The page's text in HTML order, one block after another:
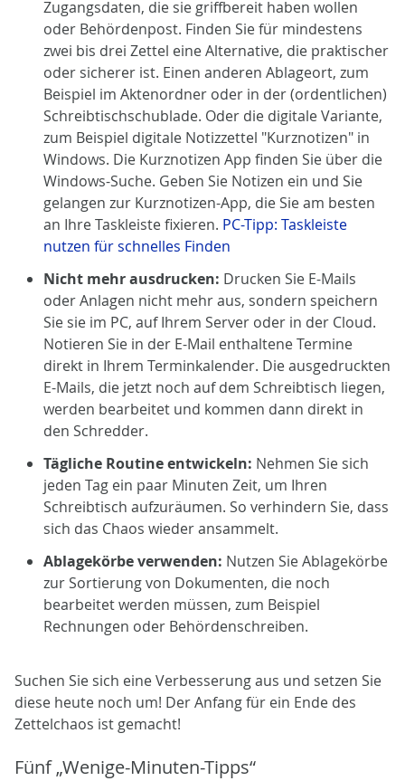
Zugangsdaten, die sie griffbereit haben wollen
oder Behördenpost. Finden Sie für mindestens
zwei bis drei Zettel eine Alternative, die praktischer
oder sicherer ist. Einen anderen Ablageort, zum
Beispiel im Aktenordner oder in der (ordentlichen)
Schreibtischschublade. Oder die digitale Variante,
zum Beispiel digitale Notizzettel "Kurznotizen" in
Windows. Die Kurznotizen App finden Sie über die
Windows-Suche. Geben Sie Notizen ein und Sie
gelangen zur Kurznotizen-App, die Sie am besten
an Ihre Taskleiste fixieren. PC-Tipp: Taskleiste
nutzen für schnelles Finden
Nicht mehr ausdrucken: Drucken Sie E-Mails
oder Anlagen nicht mehr aus, sondern speichern
Sie sie im PC, auf Ihrem Server oder in der Cloud.
Notieren Sie in der E-Mail enthaltene Termine
direkt in Ihrem Terminkalender. Die ausgedruckten
E-Mails, die jetzt noch auf dem Schreibtisch liegen,
werden bearbeitet und kommen dann direkt in
den Schredder.
Tägliche Routine entwickeln: Nehmen Sie sich
jeden Tag ein paar Minuten Zeit, um Ihren
Schreibtisch aufzuräumen. So verhindern Sie, dass
sich das Chaos wieder ansammelt.
Ablagekörbe verwenden: Nutzen Sie Ablagekörbe
zur Sortierung von Dokumenten, die noch
bearbeitet werden müssen, zum Beispiel
Rechnungen oder Behördenschreiben.
Suchen Sie sich eine Verbesserung aus und setzen Sie
diese heute noch um! Der Anfang für ein Ende des
Zettelchaos ist gemacht!
Fünf „Wenige-Minuten-Tipps“